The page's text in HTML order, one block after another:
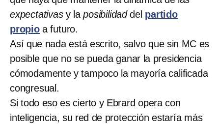
expectativasy laposibilidaddel partido
propioa futuro.
Así que nada está escrito, salvo que sin MC es
posible que no se pueda ganar la presidencia
cómodamente y tampoco la mayoría calificada
congresual.
Si todo eso es cierto y Ebrard opera con
inteligencia, su red de protección estaría más